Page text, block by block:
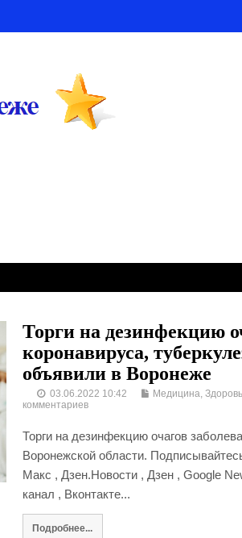
Торги на дезинфекцию
коронавируса,
объявили в Воронеже
03.06.2022 10:42 Медицина,
комментариев
Торги на дезинфекцию очагов
Воронежской области.
Макс , Дзен.Новости , Дзен , Google
канал , Вконтакте...
Подробнее...